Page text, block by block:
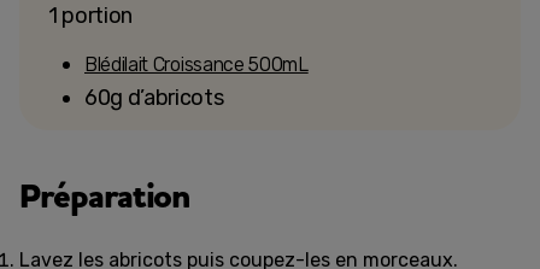
1 portion
Blédilait Croissance 500mL
60g d’abricots
Préparation
Lavez les abricots puis coupez-les en morceaux.